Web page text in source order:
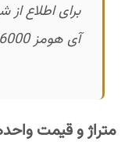
برای اطلاع
آی هومز 00905526306000
متراژ و قیمت